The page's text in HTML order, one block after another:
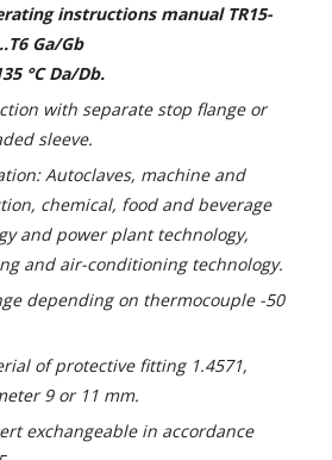
instructions manual TR15-
Ga/Gb
°C Da/Db.
with separate stop flange or
sleeve.
Autoclaves, machine and
chemical, food and beverage
and power plant technology,
and air-conditioning technology.
depending on thermocouple -50
of protective fitting 1.4571,
9 or 11 mm.
exchangeable in accordance